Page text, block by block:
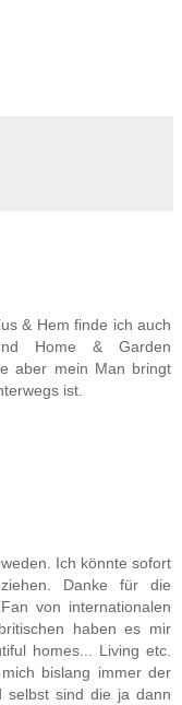
& Hem finde ich auch
Home & Garden
aber mein Man bringt
ist.
Ich könnte sofort
Danke für die
von internationalen
haben es mir
homes... Living etc.
bislang immer der
selbst sind die ja dann